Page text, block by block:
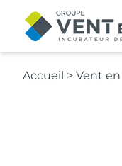
Accueil > Vent